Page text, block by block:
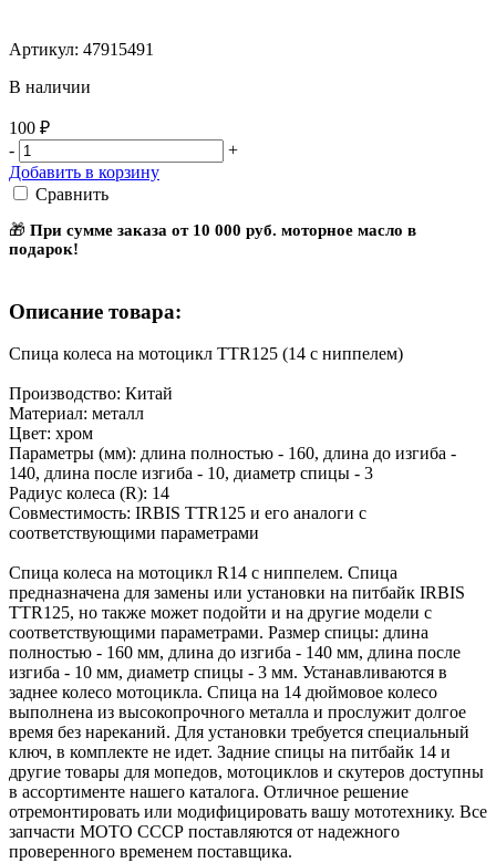
Артикул: 47915491
В наличии
100 ₽
-
+
Добавить в корзину
Сравнить
🎁 При сумме заказа от 10 000 руб. моторное масло в
подарок!
Описание товара:
Спица колеса на мотоцикл TTR125 (14 с ниппелем)
Производство: Китай
Материал: металл
Цвет: хром
Параметры (мм): длина полностью - 160, длина до изгиба -
140, длина после изгиба - 10, диаметр спицы - 3
Радиус колеса (R): 14
Совместимость: IRBIS TTR125 и его аналоги с
соответствующими параметрами
Спица колеса на мотоцикл R14 с ниппелем. Спица
предназначена для замены или установки на питбайк IRBIS
TTR125, но также может подойти и на другие модели с
соответствующими параметрами. Размер спицы: длина
полностью - 160 мм, длина до изгиба - 140 мм, длина после
изгиба - 10 мм, диаметр спицы - 3 мм. Устанавливаются в
заднее колесо мотоцикла. Спица на 14 дюймовое колесо
выполнена из высокопрочного металла и прослужит долгое
время без нареканий. Для установки требуется специальный
ключ, в комплекте не идет. Задние спицы на питбайк 14 и
другие товары для мопедов, мотоциклов и скутеров доступны
в ассортименте нашего каталога. Отличное решение
отремонтировать или модифицировать вашу мототехнику. Все
запчасти МОТО СССР поставляются от надежного
проверенного временем поставщика.